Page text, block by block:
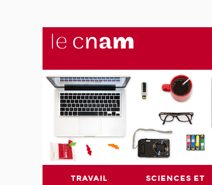
TRAVAIL
SCIENCES ET